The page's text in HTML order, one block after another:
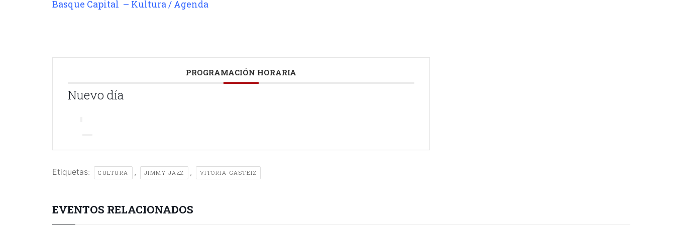
Basque Capital – Kultura / Agenda
PROGRAMACIÓN HORARIA
Nuevo día
Etiquetas: CULTURA , JIMMY JAZZ , VITORIA-GASTEIZ
EVENTOS RELACIONADOS